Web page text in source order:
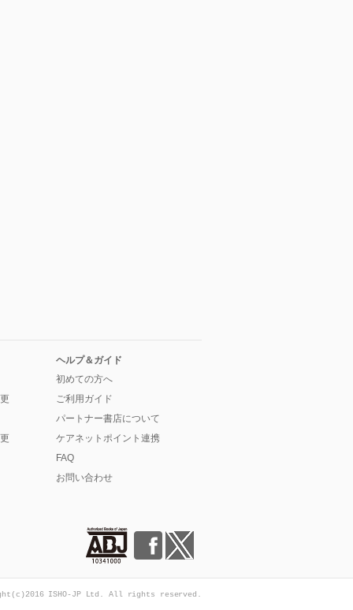
ヘルプ＆ガイド
初めての方へ
ご利用ガイド
パートナー書店について
ケアネットポイント連携
FAQ
お問い合わせ
ISHO-JP Ltd. All rights reserved.